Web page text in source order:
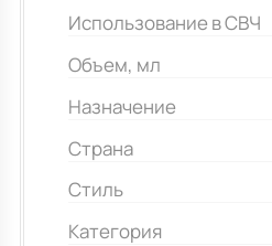
Использование в СВЧ
Объем, мл
Назначение
Страна
Стиль
Категория